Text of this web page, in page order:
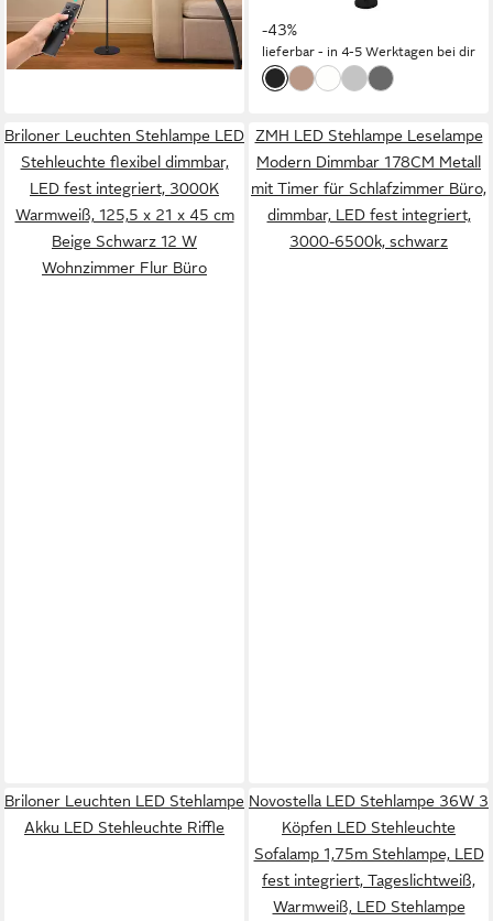
-30%
lieferbar - in 3-4 Werktagen bei dir
Schwarz Höhe 151cm
-43%
lieferbar - in 4-5 Werktagen bei dir
Briloner Leuchten Stehlampe LED
Stehleuchte flexibel dimmbar,
LED fest integriert, 3000K
Warmweiß, 125,5 x 21 x 45 cm
Beige Schwarz 12 W
Wohnzimmer Flur Büro
ZMH LED Stehlampe Leselampe
Modern Dimmbar 178CM Metall
mit Timer für Schlafzimmer Büro,
dimmbar, LED fest integriert,
3000-6500k, schwarz
Briloner Leuchten LED Stehlampe
Akku LED Stehleuchte Riffle
Novostella LED Stehlampe 36W 3
Köpfen LED Stehleuchte
Sofalamp 1,75m Stehlampe, LED
fest integriert, Tageslichtweiß,
Warmweiß, LED Stehlampe